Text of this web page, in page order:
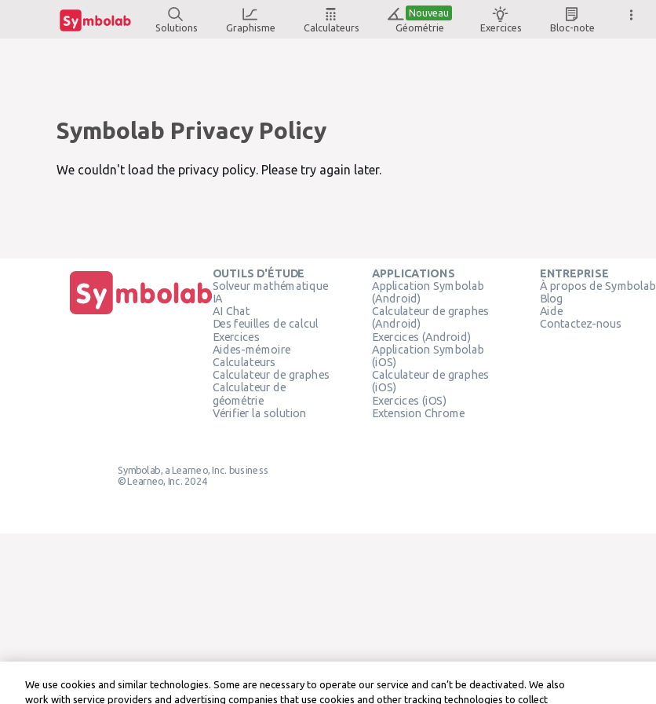
Solutions Graphisme Calculateurs
Nouveau
Géométrie
Exercices Bloc-note
Symbolab Privacy Policy
We couldn't load the privacy policy. Please try again later.
OUTILS D'ÉTUDE
Solveur mathématique
IA
AI Chat
Des feuilles de calcul
Exercices
Aides-mémoire
Calculateurs
Calculateur de graphes
Calculateur de
géométrie
Vérifier la solution
APPLICATIONS
Application Symbolab
(Android)
Calculateur de graphes
(Android)
Exercices (Android)
Application Symbolab
(iOS)
Calculateur de graphes
(iOS)
Exercices (iOS)
Extension Chrome
ENTREPRISE
À propos de Symbolab
Blog
Aide
Contactez-nous
Symbolab, a Learneo, Inc. business
© Learneo, Inc. 2024
We use cookies and similar technologies. Some are necessary to operate our service and can’t be deactivated. We also
work with service providers and advertising companies that use cookies and other tracking technologies to collect